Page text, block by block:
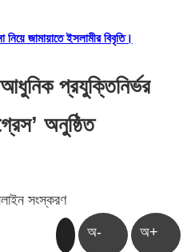
জামায়াতে ইসলামীর বিবৃতি।
আধুনিক প্রযুক্তিনির্ভর
অনুষ্ঠিত
সংস্করণ
অ-
অ+